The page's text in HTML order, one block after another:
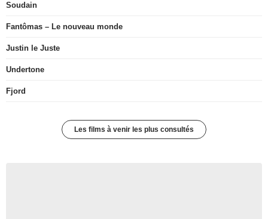
Soudain
Fantômas – Le nouveau monde
Justin le Juste
Undertone
Fjord
Les films à venir les plus consultés